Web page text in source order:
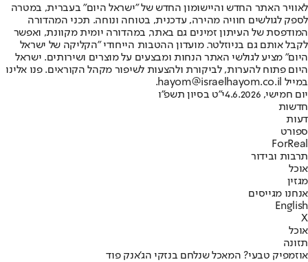
לאוויר האתר החדש והיישומון החדש של "ישראל היום" בעברית, במטרה
לספק לגולשים חוויה מהירה, עדכנית, בטוחה ונוחה. תכני המהדורה
המודפסת של העיתון זמינים גם באתר, במהדורה יומית מקוונת, ואפשר
לקבל אותם גם בניוזלטר. מועדון ההטבות הייחודי "הקליקה של ישראל
היום" מציע לגולשי האתר הנחות ומבצעים על מוצרים ושירותים. ישראל
היום פתוח להערות, לביקורת ולהצעות לשיפור מקהל הקוראים. פנו אלינו
במייל hayom@israelhayom.co.il.
יום חמישי, 4.6.2026
י"ט בסיון תשפ"ו
חדשות
דעות
ספורט
ForReal
תרבות ובידור
אוכל
מגזין
אנחנו מגייסים
English
X
אוכל
תזונה
אוזמפיק טבעי? המאכל שנלחם בנזקי הג'אנק פוד